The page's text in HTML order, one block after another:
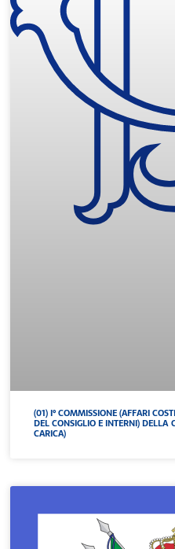
(01) I° COMMISSIONE (AFFARI
DEL CONSIGLIO E INTERNI)
CARICA)